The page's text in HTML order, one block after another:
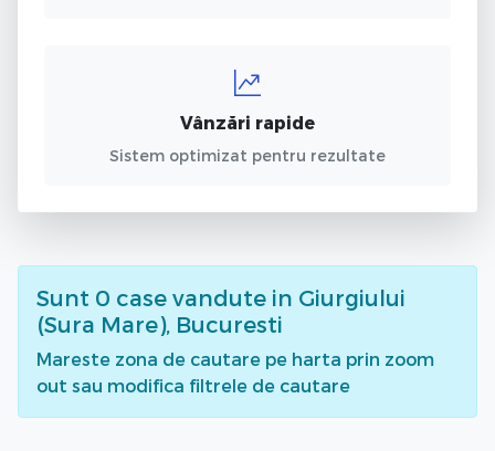
Vânzări rapide
Sistem optimizat pentru rezultate
Sunt 0 case vandute in Giurgiului
(Sura Mare), Bucuresti
Mareste zona de cautare pe harta prin zoom
out sau modifica filtrele de cautare